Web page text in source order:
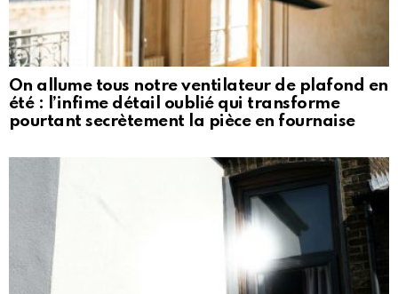
On allume tous notre ventilateur de plafond en
été : l’infime détail oublié qui transforme
pourtant secrètement la pièce en fournaise